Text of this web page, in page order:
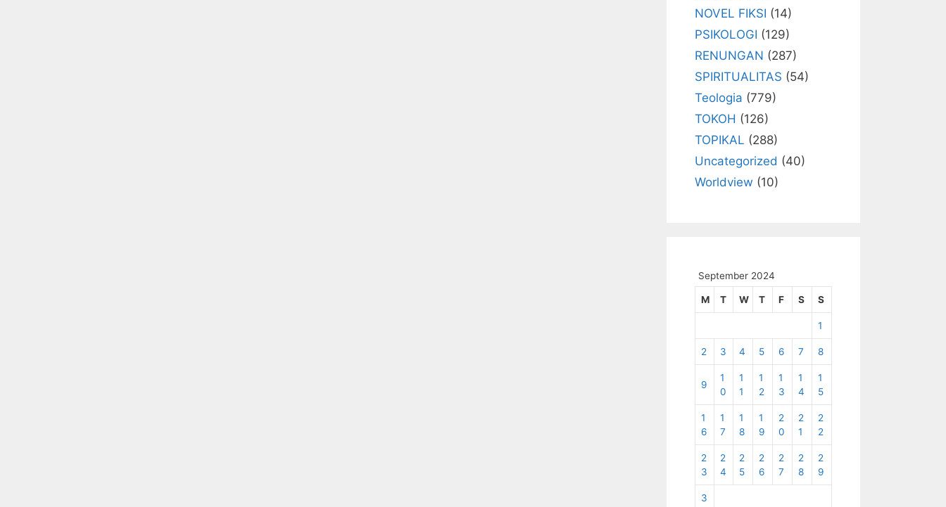
NOVEL FIKSI (14)
PSIKOLOGI (129)
RENUNGAN (287)
SPIRITUALITAS (54)
Teologia (779)
TOKOH (126)
TOPIKAL (288)
Uncategorized (40)
Worldview (10)
September 2024
M T W T F S S
1
2 3 4 5 6 7 8
9
1
0
1
1
1
2
1
3
1
4
1
5
1
6
1
7
1
8
1
9
2
0
2
1
2
2
2
3
2
4
2
5
2
6
2
7
2
8
2
9
3